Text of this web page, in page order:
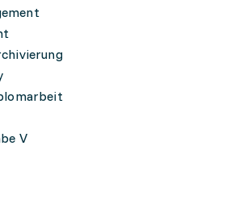
V